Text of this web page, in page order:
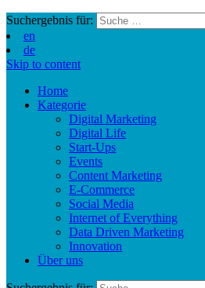
Suchergebnis für:
en
de
Skip to content
Home
Kategorie
Digital Marketing
Digital Life
Start-Ups
Events
Content Marketing
E-Commerce
Social Media
Internet of Everything
Data Driven Marketing
Innovation
Über uns